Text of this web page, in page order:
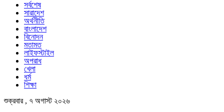
সর্বশেষ
সারাদেশ
অর্থনীতি
বাংলাদেশ
বিনোদন
মতামত
লাইফস্টাইল
অপরাধ
খেলা
ধর্ম
শিক্ষা
শুক্রবার , ৭ অগাস্ট ২০২৬